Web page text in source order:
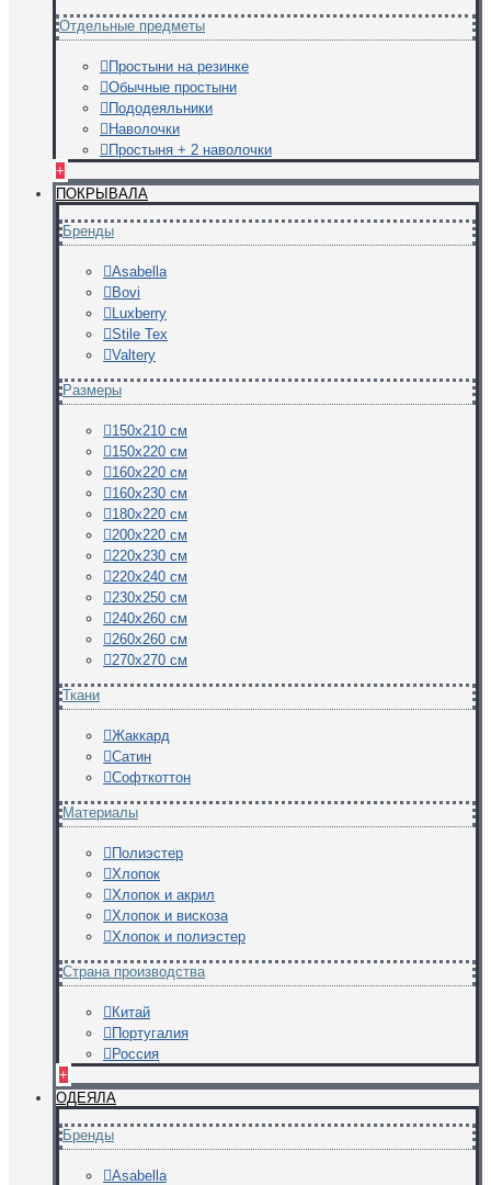
Отдельные предметы
Простыни на резинке
Обычные простыни
Пододеяльники
Наволочки
Простыня + 2 наволочки
+
ПОКРЫВАЛА
Бренды
Asabella
Bovi
Luxberry
Stile Tex
Valtery
Размеры
150х210 см
150х220 см
160х220 см
160х230 см
180х220 см
200х220 см
220х230 см
220х240 см
230х250 см
240х260 см
260х260 см
270х270 см
Ткани
Жаккард
Сатин
Софткоттон
Материалы
Полиэстер
Хлопок
Хлопок и акрил
Хлопок и вискоза
Хлопок и полиэстер
Страна производства
Китай
Португалия
Россия
+
ОДЕЯЛА
Бренды
Asabella